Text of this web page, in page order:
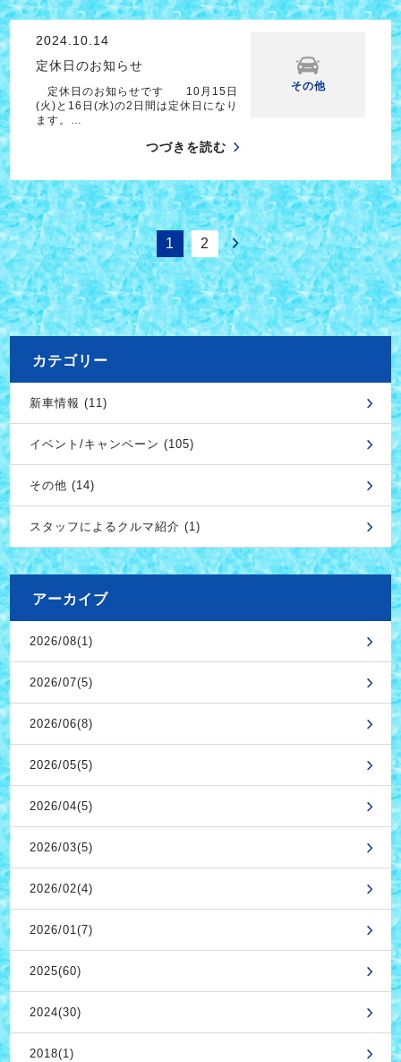
2024.10.14
定休日のお知らせ
定休日のお知らせです 10月15日
(火)と16日(水)の2日間は定休日になり
ます。…
つづきを読む
その他
1 2
カテゴリー
新車情報 (11)
イベント/キャンペーン (105)
その他 (14)
スタッフによるクルマ紹介 (1)
アーカイブ
2026/08(1)
2026/07(5)
2026/06(8)
2026/05(5)
2026/04(5)
2026/03(5)
2026/02(4)
2026/01(7)
2025(60)
2024(30)
2018(1)